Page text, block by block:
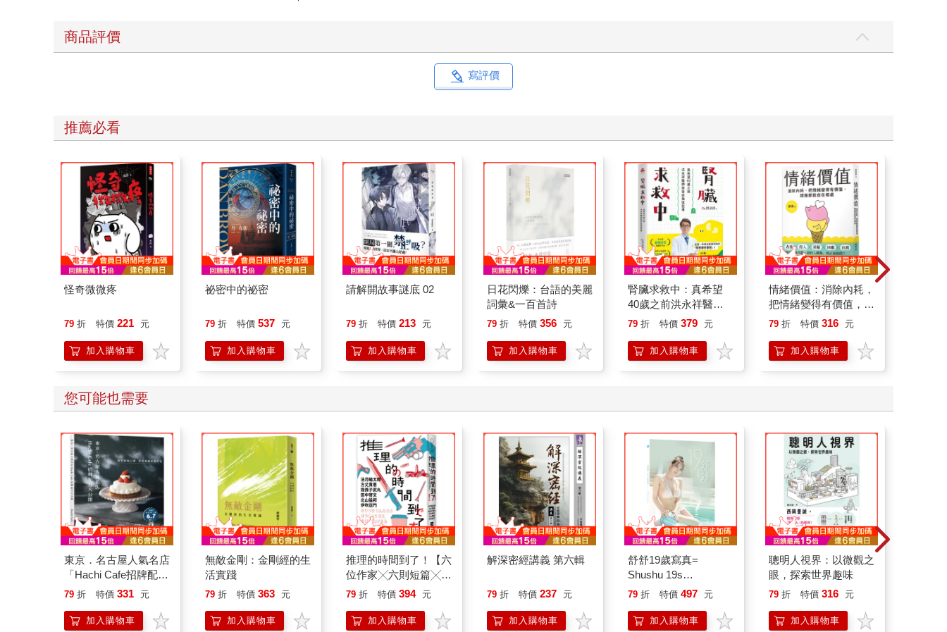
商品評價
寫評價
推薦必看
怪奇微微疼
79 折 特價 221 元
加入購物車
祕密中的祕密
79 折 特價 537 元
加入購物車
請解開故事謎底 02
79 折 特價 213 元
加入購物車
日花閃爍：台語的美麗
詞彙&一百首詩
79 折 特價 356 元
加入購物車
腎臟求救中：真希望
40歲之前洪永祥醫師
就告訴我這些事
79 折 特價 379 元
加入購物車
情緒價值：消除內耗，
把情緒變得有價值，跟
誰都能自在相處
79 折 特價 316 元
加入購物車
您可能也需要
東京．名古屋人氣名店
「Hachi Cafe招牌配方
大公開」隨季節與心
塔！
79 折 特價 331 元
加入購物車
無敵金剛：金剛經的生
活實踐
79 折 特價 363 元
加入購物車
推理的時間到了！【六
位作家╳六則短篇╳致
讀者的挑戰書】
79 折 特價 394 元
加入購物車
解深密經講義 第六輯
79 折 特價 237 元
加入購物車
舒舒19歲寫真=
Shushu 19s
photography
79 折 特價 497 元
加入購物車
聰明人視界：以微觀之
眼，探索世界趣味
79 折 特價 316 元
加入購物車